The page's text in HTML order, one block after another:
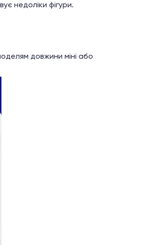
недоліки фігури.
довжини міні або